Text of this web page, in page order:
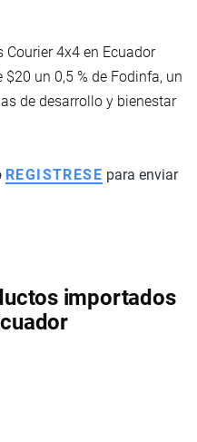
Courier 4x4 en Ecuador
$20 un 0,5 % de Fodinfa, un
de desarrollo y bienestar
REGISTRESE para enviar
importados